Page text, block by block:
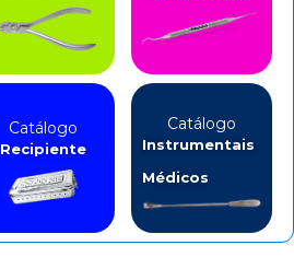
Catálogo
Recipiente
Catálogo
Instrumentais
Médicos